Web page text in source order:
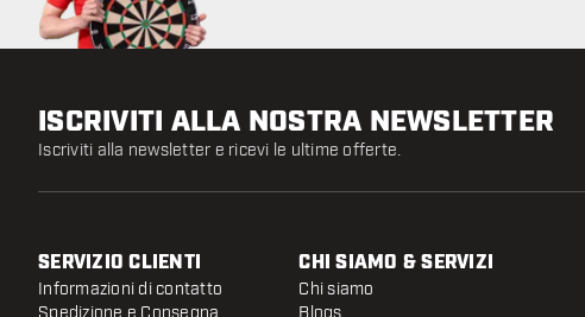
ISCRIVITI ALLA NOSTRA NEWSLETTER
Iscriviti alla newsletter e ricevi le ultime offerte.
SERVIZIO CLIENTI
Informazioni di contatto
Spedizione e Consegna
CHI SIAMO & SERVIZI
Chi siamo
Blogs